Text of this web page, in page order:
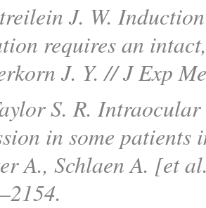
J. W.
requires an
J. Y. // J Exp
S. R.
in some patients
A., Schlaen A. [et